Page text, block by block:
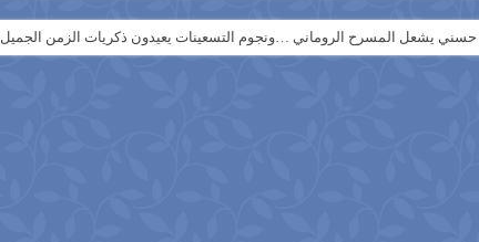
يشعل المسرح الروماني …ونجوم التسعينات يعيدون ذكريات الزمن الجميل